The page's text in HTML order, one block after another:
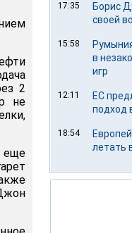
2
не
еще
17:35
Борис
своей
15:58
в
игр
12:11
ЕС
подход
18:54
летать